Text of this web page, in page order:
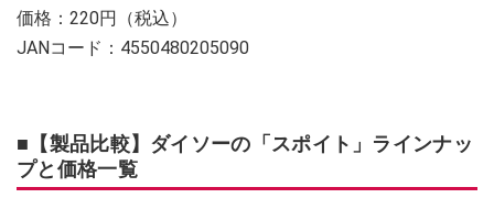
価格：220円（税込）
JANコード：4550480205090
■【製品比較】ダイソーの「スポイト」ラインナッ
プと価格一覧